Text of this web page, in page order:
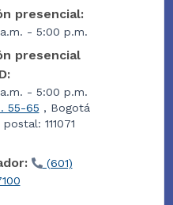
presencial:
- 5:00 p.m.
presencial
- 5:00 p.m.
55-65 , Bogotá
111071
(601)